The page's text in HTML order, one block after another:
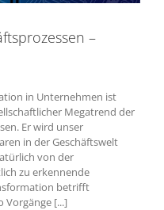
–
in Unternehmen ist
Megatrend der
Er wird unser
in der Geschäftswelt
von der
zu erkennende
betrifft
Vorgänge [...]